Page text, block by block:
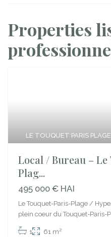
Properties
LE TOUQUET PARIS PLAGE
Local / Bureau –
Plag...
495 000 € HAI
Le Touquet-Paris-Plage /
plein coeur du Touquet-Paris-
1 61 m2